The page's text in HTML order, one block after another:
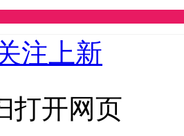
注上新
打开网页